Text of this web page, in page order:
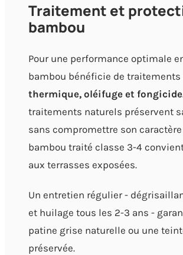
Traitement et
bambou
Pour une performance optimale
bambou bénéficie de
thermique, oléifuge et fongicide
traitements naturels préservent
sans compromettre son caractère
bambou traité classe 3-4
aux terrasses exposées.
Un entretien régulier -
et huilage tous les 2-3 ans -
patine grise naturelle ou une
préservée.